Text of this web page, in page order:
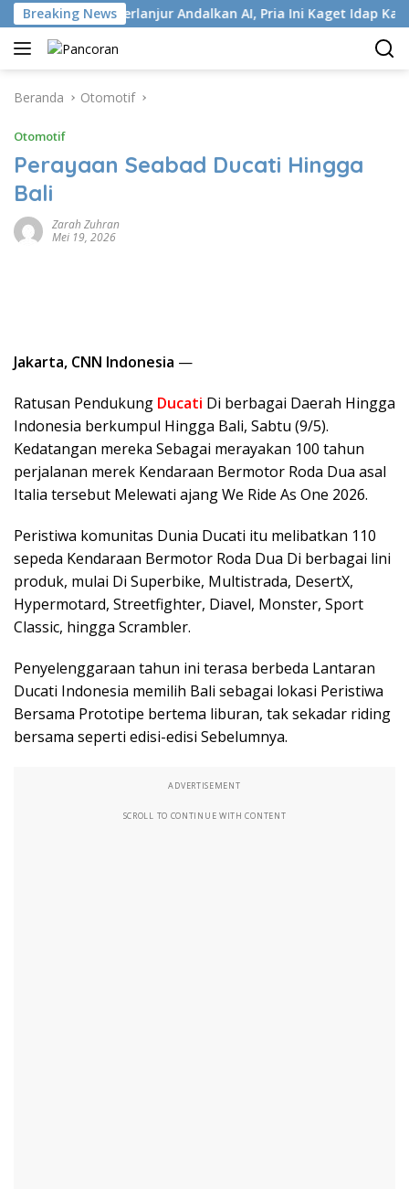
Langsung
ke
konten
Breaking NewsTerlanjur Andalkan AI, Pria Ini Kaget Idap Kanker
Beranda Otomotif
Otomotif
Perayaan Seabad Ducati Hingga
Bali
Zarah Zuhran
Mei 19, 2026
Jakarta, CNN Indonesia —
Ratusan Pendukung Ducati Di berbagai Daerah Hingga
Indonesia berkumpul Hingga Bali, Sabtu (9/5).
Kedatangan mereka Sebagai merayakan 100 tahun
perjalanan merek Kendaraan Bermotor Roda Dua asal
Italia tersebut Melewati ajang We Ride As One 2026.
Peristiwa komunitas Dunia Ducati itu melibatkan 110
sepeda Kendaraan Bermotor Roda Dua Di berbagai lini
produk, mulai Di Superbike, Multistrada, DesertX,
Hypermotard, Streetfighter, Diavel, Monster, Sport
Classic, hingga Scrambler.
Penyelenggaraan tahun ini terasa berbeda Lantaran
Ducati Indonesia memilih Bali sebagai lokasi Peristiwa
Bersama Prototipe bertema liburan, tak sekadar riding
bersama seperti edisi-edisi Sebelumnya.
ADVERTISEMENT
SCROLL TO CONTINUE WITH CONTENT